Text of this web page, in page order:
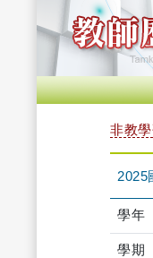
非教
2025
學年
學期